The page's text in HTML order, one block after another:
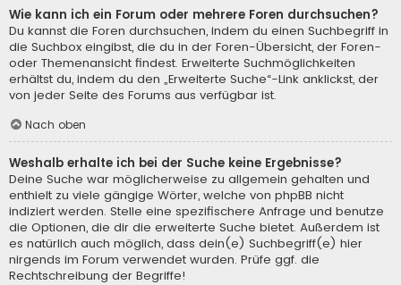
Wie kann ich ein Forum oder mehrere Foren durchsuchen?
Du kannst die Foren durchsuchen, indem du einen Suchbegriff in
die Suchbox eingibst, die du in der Foren-Übersicht, der Foren-
oder Themenansicht findest. Erweiterte Suchmöglichkeiten
erhältst du, indem du den „Erweiterte Suche“-Link anklickst, der
von jeder Seite des Forums aus verfügbar ist.
Nach oben
Weshalb erhalte ich bei der Suche keine Ergebnisse?
Deine Suche war möglicherweise zu allgemein gehalten und
enthielt zu viele gängige Wörter, welche von phpBB nicht
indiziert werden. Stelle eine spezifischere Anfrage und benutze
die Optionen, die dir die erweiterte Suche bietet. Außerdem ist
es natürlich auch möglich, dass dein(e) Suchbegriff(e) hier
nirgends im Forum verwendet wurden. Prüfe ggf. die
Rechtschreibung der Begriffe!